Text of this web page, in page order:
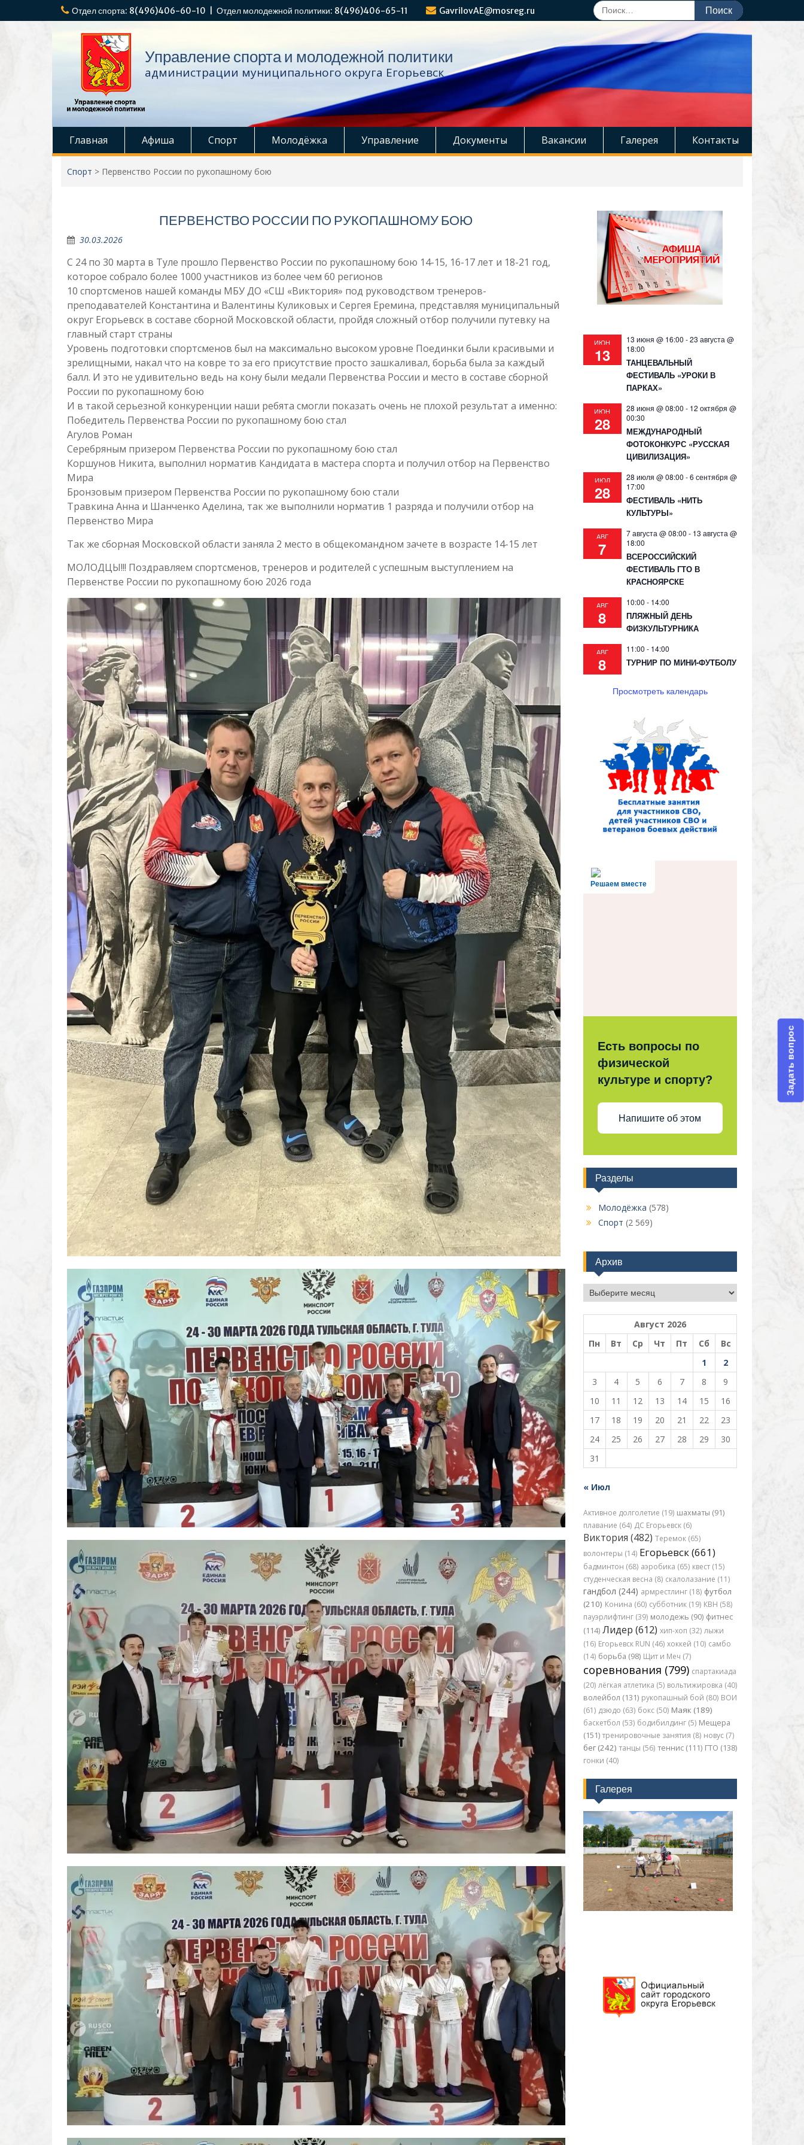
к
Отдел спорта: 8(496)406-60-10 | Отдел молодежной политики: 8(496)406-65-11 GavrilovAE@mosreg.ru
Поиск
по:
Управление спорта и молодежной политики
администрации муниципального округа Егорьевск
Главная Афиша Спорт Молодёжка Управление Документы Вакансии Галерея Контакты
Спорт > Первенство России по рукопашному бою
ПЕРВЕНСТВО РОССИИ ПО РУКОПАШНОМУ БОЮ
30.03.2026
С 24 по 30 марта в Туле прошло Первенство России по рукопашному бою 14-15, 16-17 лет и 18-21 год,
которое собрало более 1000 участников из более чем 60 регионов
10 спортсменов нашей команды МБУ ДО «СШ «Виктория» под руководством тренеров-
преподавателей Константина и Валентины Куликовых и Сергея Еремина, представляя муниципальный
округ Егорьевск в составе сборной Московской области, пройдя сложный отбор получили путевку на
главный старт страны
Уровень подготовки спортсменов был на максимально высоком уровне Поединки были красивыми и
зрелищными, накал что на ковре то за его присутствие просто зашкаливал, борьба была за каждый
балл. И это не удивительно ведь на кону были медали Первенства России и место в составе сборной
России по рукопашному бою
И в такой серьезной конкуренции наши ребята смогли показать очень не плохой результат а именно:
Победитель Первенства России по рукопашному бою стал
Агулов Роман
Серебряным призером Первенства России по рукопашному бою стал
Коршунов Никита, выполнил норматив Кандидата в мастера спорта и получил отбор на Первенство
Мира
Бронзовым призером Первенства России по рукопашному бою стали
Травкина Анна и Шанченко Аделина, так же выполнили норматив 1 разряда и получили отбор на
Первенство Мира
Так же сборная Московской области заняла 2 место в общекомандном зачете в возрасте 14-15 лет
МОЛОДЦЫ!!! Поздравляем спортсменов, тренеров и родителей с успешным выступлением на
Первенстве России по рукопашному бою 2026 года
ИЮН
13
13 июня @ 16:00 -23 августа @
18:00
ТАНЦЕВАЛЬНЫЙ
ФЕСТИВАЛЬ «УРОКИ В
ПАРКАХ»
ИЮН
28
28 июня @ 08:00 - 12 октября @
00:30
МЕЖДУНАРОДНЫЙ
ФОТОКОНКУРС «РУССКАЯ
ЦИВИЛИЗАЦИЯ»
ИЮЛ
28
28 июля @ 08:00 -6 сентября @
17:00
ФЕСТИВАЛЬ «НИТЬ
КУЛЬТУРЫ»
АВГ
7
7 августа @ 08:00 - 13 августа @
18:00
ВСЕРОССИЙСКИЙ
ФЕСТИВАЛЬ ГТО В
КРАСНОЯРСКЕ
АВГ
8
10:00 - 14:00
ПЛЯЖНЫЙ ДЕНЬ
ФИЗКУЛЬТУРНИКА
АВГ
8
11:00 - 14:00
ТУРНИР ПО МИНИ-ФУТБОЛУ
Просмотреть календарь
Решаем вместе
Есть вопросы по
физической
культуре и спорту?
Напишите об этом
Разделы
Молодёжка (578)
Спорт (2 569)
Архив
Архив
Август 2026
Пн
Вт Ср Чт Пт Сб
Вс
1
2
3
4 5 6 7 8
9
10
11 12 13 14 15
16
17
18 19 20 21 22
23
24
25 26 27 28 29
30
31
« Июл
Активное долголетие (19) шахматы (91)
плавание (64) ДС Егорьевск (6)
Виктория (482) Теремок (65)
волонтеры (14) Егорьевск (661)
бадминтон (68) аэробика (65) квест (15)
студенческая весна (8) скалолазание (11)
гандбол (244) армрестлинг (18) футбол
(210) Конина (60) субботник (19) КВН (58)
пауэрлифтинг (39) молодежь (90) фитнес
(114) Лидер (612) хип-хоп (32) лыжи
(16) Егорьевск RUN (46) хоккей (10) самбо
(14) борьба (98) Щит и Меч (7)
соревнования (799) спартакиада
(20) лёгкая атлетика (5) вольтижировка (40)
волейбол (131) рукопашный бой (80) ВОИ
(61) дзюдо (63) бокс (50) Маяк (189)
баскетбол (53) бодибилдинг (5) Мещера
(151) тренировочные занятия (8) новус (7)
бег (242) танцы (56) теннис (111) ГТО (138)
гонки (40)
Галерея
Задать вопрос